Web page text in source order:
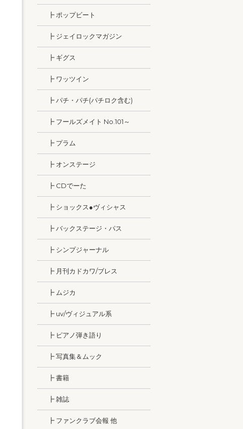
┣ ポップビート
┣ ジェイロックマガジン
┣ ギグス
┣ ワッツイン
┣ パチ・パチ(パチロク含む)
┣ フールズメイト No.101～
┣ プラム
┣ オンステージ
┣ CDでーた
┣ ショックス●ヴィシャス
┣ バックステージ・パス
┣ シンプジャーナル
┣ 月刊カドカワ/ブレス
┣ ムジカ
┣ uv/ヴィジュアル系
┣ ピアノ弾き語り
┣ 写真集＆ムック
┣ 書籍
┣ 雑誌
┣ ファンクラブ会報 他